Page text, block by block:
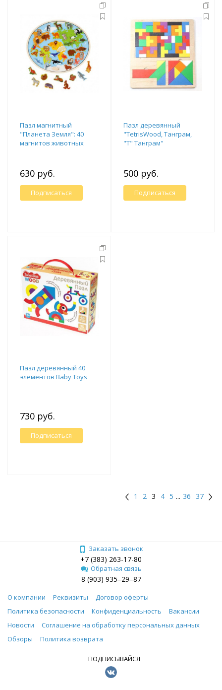
Пазл магнитный
"Планета Земля": 40
магнитов животных
630 руб.
Подписаться
Пазл деревянный
"TetrisWood, Танграм,
"T" Танграм"
500 руб.
Подписаться
Пазл деревянный 40
элементов Baby Toys
730 руб.
Подписаться
1 2 3 4 5 ... 36 37
Заказать звонок
+7 (383) 263-17-80
Обратная связь
8 (903) 935‒29‒87
О компании Реквизиты
Договор оферты
Политика безопасности
Конфиденциальность
Вакансии
Новости
Соглашение на обработку персональных данных
Обзоры
Политика возврата
ПОДПИСЫВАЙСЯ